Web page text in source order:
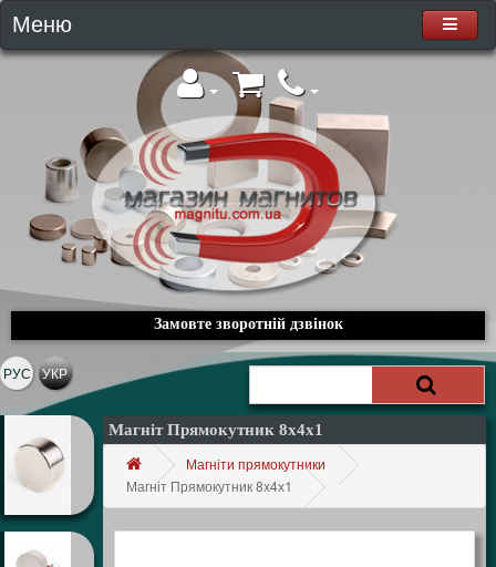
Меню
Замовте зворотній дзвінок
РУС УКР
Магніт Прямокутник 8х4х1
Магніти прямокутники
Магніт Прямокутник 8х4х1